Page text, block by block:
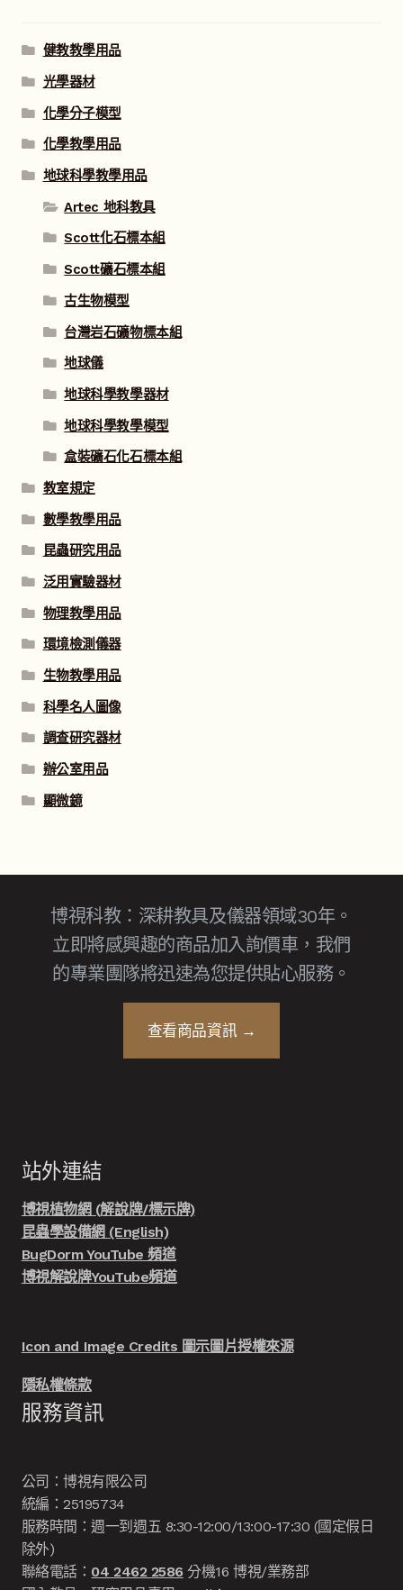
健教教學用品
光學器材
化學分子模型
化學教學用品
地球科學教學用品
Artec 地科教具
Scott化石標本組
Scott礦石標本組
古生物模型
台灣岩石礦物標本組
地球儀
地球科學教學器材
地球科學教學模型
盒裝礦石化石標本組
教室規定
數學教學用品
昆蟲研究用品
泛用實驗器材
物理教學用品
環境檢測儀器
生物教學用品
科學名人圖像
調查研究器材
辦公室用品
顯微鏡
博視科教：深耕教具及儀器領域30年。
立即將感興趣的商品加入詢價車，我們
的專業團隊將迅速為您提供貼心服務。
查看商品資訊 →
站外連結
博視植物網 (解說牌/標示牌)
昆蟲學設備網 (English)
BugDorm YouTube 頻道
博視解說牌YouTube頻道
Icon and Image Credits 圖示圖片授權來源
隱私權條款
服務資訊
公司：博視有限公司
統編：25195734
服務時間：週一到週五 8:30-12:00/13:00-17:30 (國定假日
除外)
聯絡電話： 04 2462 2586分機16 博視/業務部